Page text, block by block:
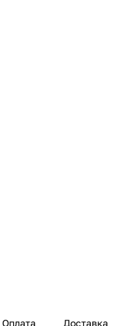
Оплата Доставка